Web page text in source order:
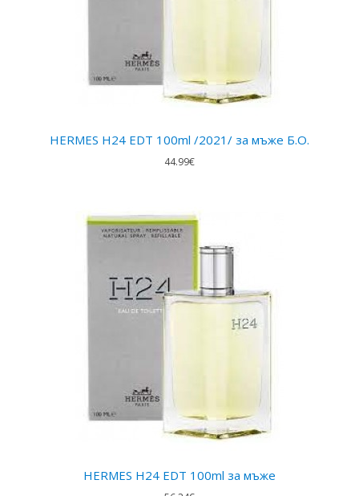
HERMES H24 EDT 100ml /2021/ за мъже Б.О.
44.99€
HERMES H24 EDT 100ml за мъже